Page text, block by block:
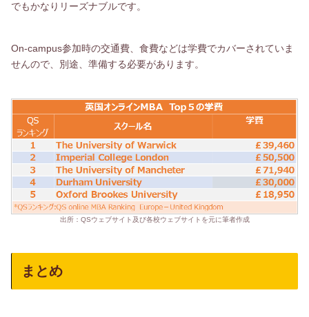
でもかなりリーズナブルです。
On-campus参加時の交通費、食費などは学費でカバーされていま
せんので、別途、準備する必要があります。
出所：QSウェブサイト及び各校ウェブサイトを元に筆者作成
まとめ